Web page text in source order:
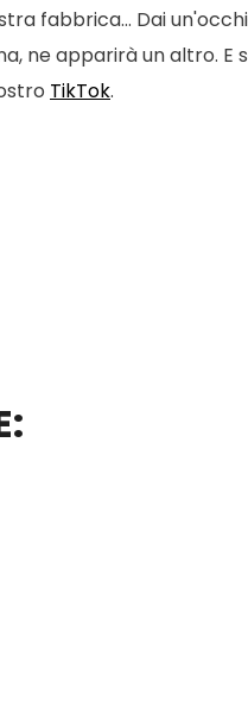
fabbrica... Dai
ne apparirà un altro. E
TikTok.